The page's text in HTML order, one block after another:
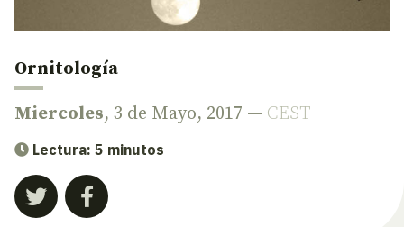
Ornitología
Miercoles, 3 de Mayo, 2017 — CEST
Lectura: 5 minutos